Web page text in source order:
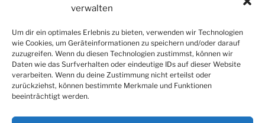
verwalten
Um dir ein optimales Erlebnis zu bieten, verwenden wir Technologien
wie Cookies, um Geräteinformationen zu speichern und/oder darauf
zuzugreifen. Wenn du diesen Technologien zustimmst, können wir
Daten wie das Surfverhalten oder eindeutige IDs auf dieser Website
verarbeiten. Wenn du deine Zustimmung nicht erteilst oder
zurückziehst, können bestimmte Merkmale und Funktionen
beeinträchtigt werden.